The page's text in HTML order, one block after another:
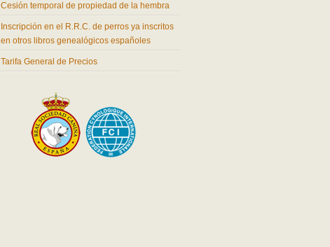
Cesión temporal de propiedad de la hembra
Inscripción en el R.R.C. de perros ya inscritos
en otros libros genealógicos españoles
Tarifa General de Precios